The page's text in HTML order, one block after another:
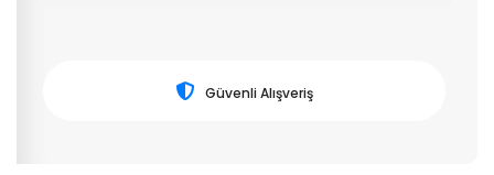
Güvenli Alışveriş